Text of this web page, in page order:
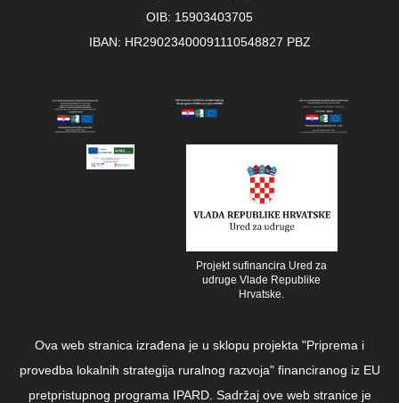
OIB: 15903403705
IBAN: HR29023400091110548827 PBZ
Projekt sufinancira Ured za
udruge Vlade Republike
Hrvatske.
Ova web stranica izrađena je u sklopu projekta "Priprema i
provedba lokalnih strategija ruralnog razvoja" financiranog iz EU
pretpristupnog programa IPARD. Sadržaj ove web stranice je